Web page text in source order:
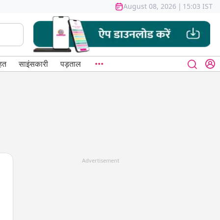
August 08, 2026 | 15:03 IST
साइंसकारी पड़ताल
Advertisement